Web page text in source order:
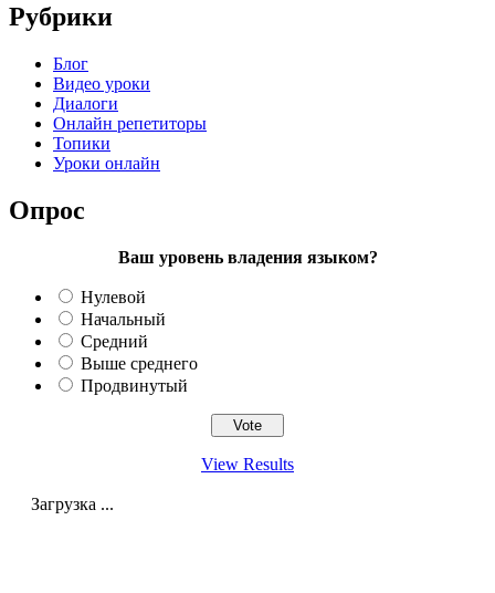
Рубрики
Блог
Видео уроки
Диалоги
Онлайн репетиторы
Топики
Уроки онлайн
Опрос
Ваш уровень владения языком?
Нулевой
Начальный
Средний
Выше среднего
Продвинутый
View Results
Загрузка ...